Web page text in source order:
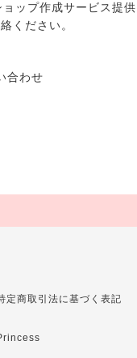
ップ作成サービス提供
ください。
合わせ
定商取引法に基づく表記